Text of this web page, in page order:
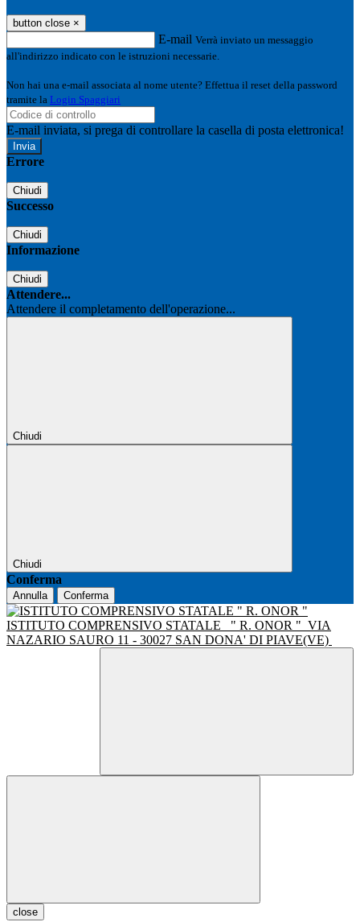
button close ×
E-mail Verrà inviato un messaggio
all'indirizzo indicato con le istruzioni necessarie.
Non hai una e-mail associata al nome utente? Effettua il reset della password
tramite la Login Spaggiari
E-mail inviata, si prega di controllare la casella di posta elettronica!
Errore
Chiudi
Successo
Chiudi
Informazione
Chiudi
Attendere...
Attendere il completamento dell'operazione...
Chiudi
Chiudi
Conferma
Annulla Conferma
ISTITUTO COMPRENSIVO STATALE " R. ONOR " VIA
NAZARIO SAURO 11 - 30027 SAN DONA' DI PIAVE(VE)
close